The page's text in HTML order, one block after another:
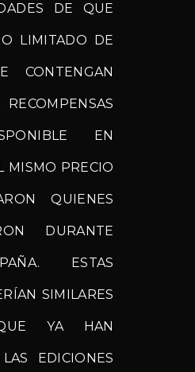
DE QUE
LIMITADO DE
CONTENGAN
EN
MISMO PRECIO
QUIENES
DURANTE
ESTAS
SIMILARES
YA HAN
EDICIONES